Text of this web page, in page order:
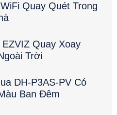
Quay Quét Trong
Quay Xoay
Trời
DH-P3AS-PV Có
Ban Đêm